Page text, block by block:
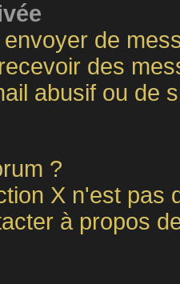
de
des
abusif ou de
?
X n'est pas
à propos